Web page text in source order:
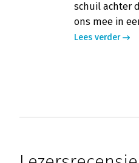
schuil achter
ons mee in
Lees verder